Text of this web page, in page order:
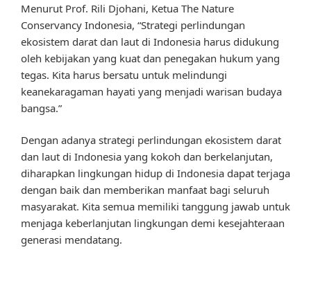
Menurut Prof. Rili Djohani, Ketua The Nature
Conservancy Indonesia, “Strategi perlindungan
ekosistem darat dan laut di Indonesia harus didukung
oleh kebijakan yang kuat dan penegakan hukum yang
tegas. Kita harus bersatu untuk melindungi
keanekaragaman hayati yang menjadi warisan budaya
bangsa.”
Dengan adanya strategi perlindungan ekosistem darat
dan laut di Indonesia yang kokoh dan berkelanjutan,
diharapkan lingkungan hidup di Indonesia dapat terjaga
dengan baik dan memberikan manfaat bagi seluruh
masyarakat. Kita semua memiliki tanggung jawab untuk
menjaga keberlanjutan lingkungan demi kesejahteraan
generasi mendatang.